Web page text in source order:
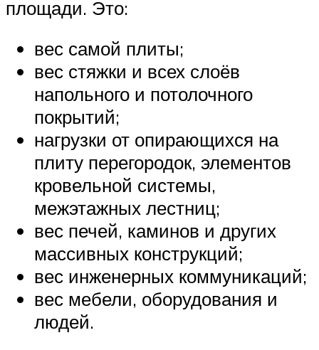
площади. Это:
вес самой плиты;
вес стяжки и всех слоёв
напольного и потолочного
покрытий;
нагрузки от опирающихся на
плиту перегородок, элементов
кровельной системы,
межэтажных лестниц;
вес печей, каминов и других
массивных конструкций;
вес инженерных коммуникаций;
вес мебели, оборудования и
людей.